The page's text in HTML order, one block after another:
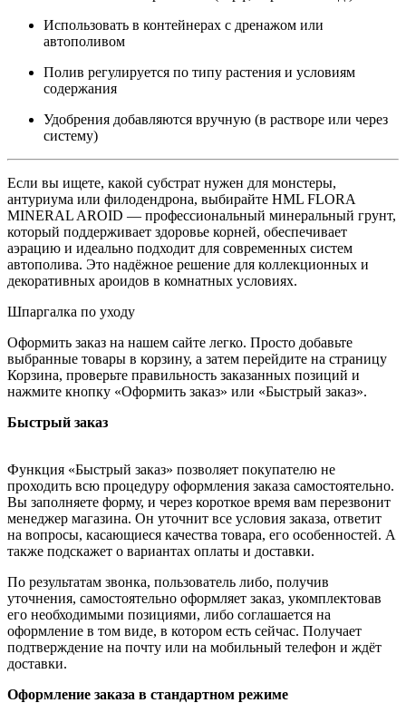
Использовать в контейнерах с дренажом или
автополивом
Полив регулируется по типу растения и условиям
содержания
Удобрения добавляются вручную (в растворе или через
систему)
Если вы ищете, какой субстрат нужен для монстеры,
антуриума или филодендрона, выбирайте HML FLORA
MINERAL AROID — профессиональный минеральный грунт,
который поддерживает здоровье корней, обеспечивает
аэрацию и идеально подходит для современных систем
автополива. Это надёжное решение для коллекционных и
декоративных ароидов в комнатных условиях.
Шпаргалка по уходу
Оформить заказ на нашем сайте легко. Просто добавьте
выбранные товары в корзину, а затем перейдите на страницу
Корзина, проверьте правильность заказанных позиций и
нажмите кнопку «Оформить заказ» или «Быстрый заказ».
Быстрый заказ
Функция «Быстрый заказ» позволяет покупателю не
проходить всю процедуру оформления заказа самостоятельно.
Вы заполняете форму, и через короткое время вам перезвонит
менеджер магазина. Он уточнит все условия заказа, ответит
на вопросы, касающиеся качества товара, его особенностей. А
также подскажет о вариантах оплаты и доставки.
По результатам звонка, пользователь либо, получив
уточнения, самостоятельно оформляет заказ, укомплектовав
его необходимыми позициями, либо соглашается на
оформление в том виде, в котором есть сейчас. Получает
подтверждение на почту или на мобильный телефон и ждёт
доставки.
Оформление заказа в стандартном режиме